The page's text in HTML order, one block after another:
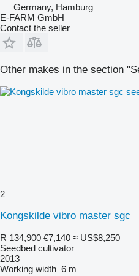
Germany, Hamburg
E-FARM GmbH
Contact the seller
Other makes in the section
2
Kongskilde vibro master sgc
R 134,900 €7,140 ≈ US$8,250
Seedbed cultivator
2013
Working width 6 m